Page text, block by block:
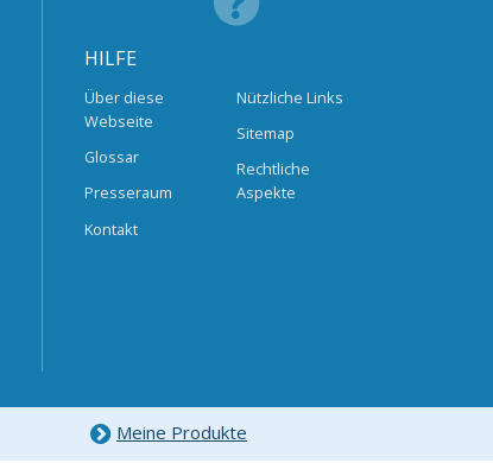
HILFE
Über diese
Webseite
Glossar
Presseraum
Kontakt
Nützliche Links
Sitemap
Rechtliche
Aspekte
Meine Produkte